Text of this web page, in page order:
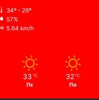
34º - 26º
57%
5.64 km/h
33 ℃
Πε
32 ℃
Πα